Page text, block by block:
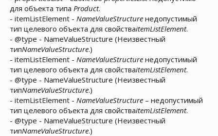
для объекта типа Product.
- itemListElement - NameValueStructure недопустимый
тип целевого объекта для свойстваitemListElement.
- @type - NameValueStructure (Неизвестный
типNameValueStructure.)
- itemListElement - NameValueStructure недопустимый
тип целевого объекта для свойстваitemListElement.
- @type - NameValueStructure (Неизвестный
типNameValueStructure.)
- itemListElement - NameValueStructure – недопустимый
тип целевого объекта для свойстваitemListElement.
- @type - NameValueStructure (Неизвестный
типNameValueStructure.)